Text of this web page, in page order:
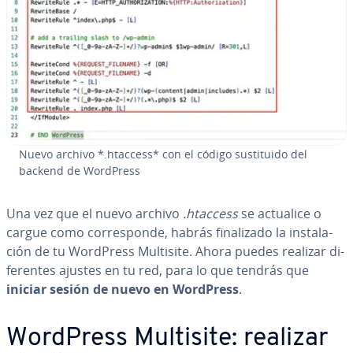
Nuevo archivo *.htaccess* con el código su­s­ti­tui­do del
backend de WordPress
Una vez que el nuevo archivo .htaccessse actualice o
cargue como co­rre­s­po­n­de, habrás fi­na­li­za­do la in­s­ta­la­
ción de tu WordPress Multisite. Ahora puedes realizar di­
fe­re­n­tes ajustes en tu red, para lo que tendrás que
iniciar sesión de nuevo en WordPress.
WordPress Multisite: realizar